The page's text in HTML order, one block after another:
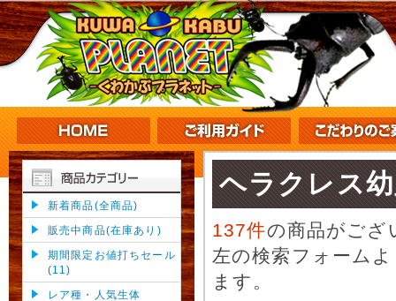
新着商品(全商品)
販売中商品(在庫あり)
期間限定お値打ちセール
(11)
レア種・人気生体
ヘラクレス
137件の商品がござ
左の検索フォーム
ます。